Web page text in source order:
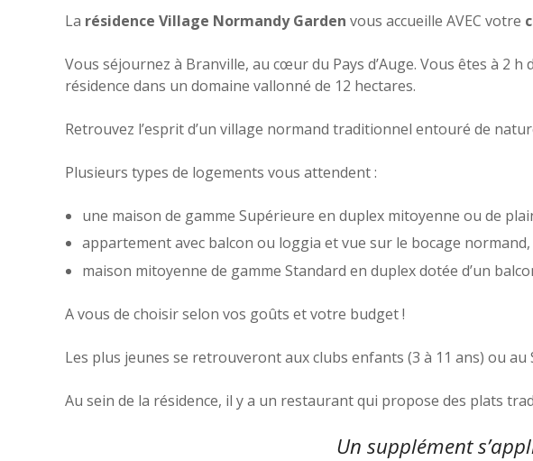
La résidence Village Normandy Garden vous accueille AVEC votre
Vous séjournez à Branville, au cœur du Pays d’Auge. Vous êtes à 2
résidence dans un domaine vallonné de 12 hectares.
Retrouvez l’esprit d’un village normand traditionnel entouré de
Plusieurs types de logements vous attendent :
une maison de gamme Supérieure en duplex mitoyenne ou de
appartement avec balcon ou loggia et vue sur le bocage normand,
maison mitoyenne de gamme Standard en duplex dotée d’un
A vous de choisir selon vos goûts et votre budget !
Les plus jeunes se retrouveront aux clubs enfants (3 à 11 ans) ou au
Au sein de la résidence, il y a un restaurant qui propose des plats
Un supplément